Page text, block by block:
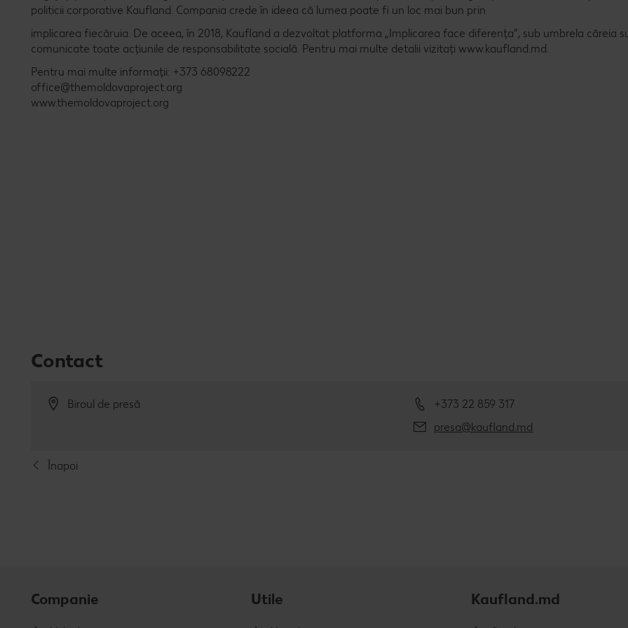
politicii corporative Kaufland. Compania crede în ideea că lumea poate fi un loc mai bun prin
implicarea fiecăruia. De aceea, în 2018, Kaufland a dezvoltat platforma „Implicarea face diferența”, sub umbrela căreia
comunicate toate acțiunile de responsabilitate socială. Pentru mai multe detalii vizitați www.kaufland.md.
Pentru mai multe informații: +373 68098222
office@themoldovaproject.org
www.themoldovaproject.org
Contact
Biroul de presă
+373 22 859 317
presa@kaufland.md
Înapoi
Companie Utile Kaufland.md